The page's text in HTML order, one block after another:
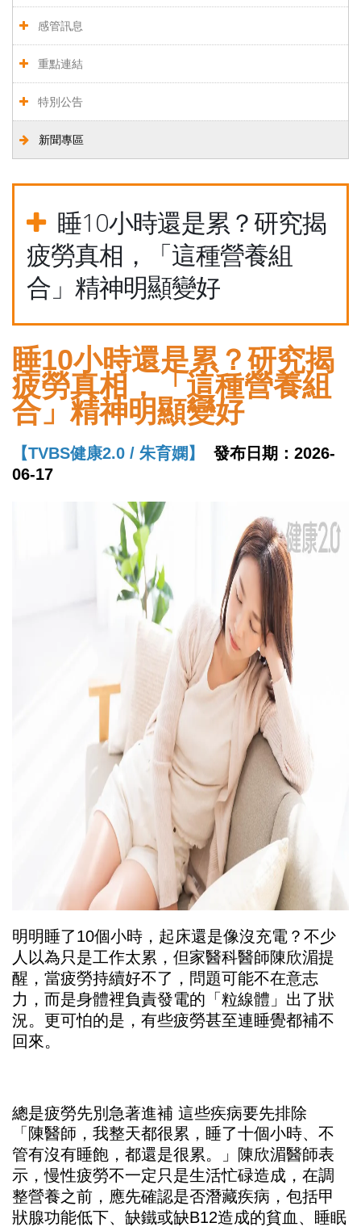
感管訊息
重點連結
特別公告
新聞專區
睡10小時還是累？研究揭
疲勞真相，「這種營養組
合」精神明顯變好
睡10小時還是累？研究揭
疲勞真相，「這種營養組
合」精神明顯變好
【TVBS健康2.0 / 朱育嫻】
發布日期：2026-
06-17
明明睡了10個小時，起床還是像沒充電？不少
人以為只是工作太累，但家醫科醫師陳欣湄提
醒，當疲勞持續好不了，問題可能不在意志
力，而是身體裡負責發電的「粒線體」出了狀
況。更可怕的是，有些疲勞甚至連睡覺都補不
回來。
總是疲勞先別急著進補 這些疾病要先排除
「陳醫師，我整天都很累，睡了十個小時、不
管有沒有睡飽，都還是很累。」陳欣湄醫師表
示，慢性疲勞不一定只是生活忙碌造成，在調
整營養之前，應先確認是否潛藏疾病，包括甲
狀腺功能低下、缺鐵或缺B12造成的貧血、睡眠